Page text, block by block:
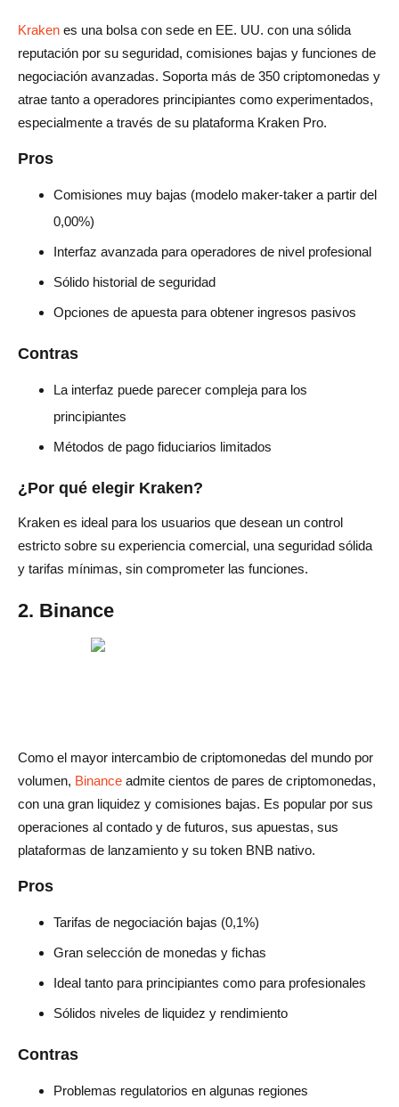
Kraken es una bolsa con sede en EE. UU. con una sólida
reputación por su seguridad, comisiones bajas y funciones de
negociación avanzadas. Soporta más de 350 criptomonedas y
atrae tanto a operadores principiantes como experimentados,
especialmente a través de su plataforma Kraken Pro.
Pros
Comisiones muy bajas (modelo maker-taker a partir del
0,00%)
Interfaz avanzada para operadores de nivel profesional
Sólido historial de seguridad
Opciones de apuesta para obtener ingresos pasivos
Contras
La interfaz puede parecer compleja para los
principiantes
Métodos de pago fiduciarios limitados
¿Por qué elegir Kraken?
Kraken es ideal para los usuarios que desean un control
estricto sobre su experiencia comercial, una seguridad sólida
y tarifas mínimas, sin comprometer las funciones.
2. Binance
Como el mayor intercambio de criptomonedas del mundo por
volumen, Binance admite cientos de pares de criptomonedas,
con una gran liquidez y comisiones bajas. Es popular por sus
operaciones al contado y de futuros, sus apuestas, sus
plataformas de lanzamiento y su token BNB nativo.
Pros
Tarifas de negociación bajas (0,1%)
Gran selección de monedas y fichas
Ideal tanto para principiantes como para profesionales
Sólidos niveles de liquidez y rendimiento
Contras
Problemas regulatorios en algunas regiones